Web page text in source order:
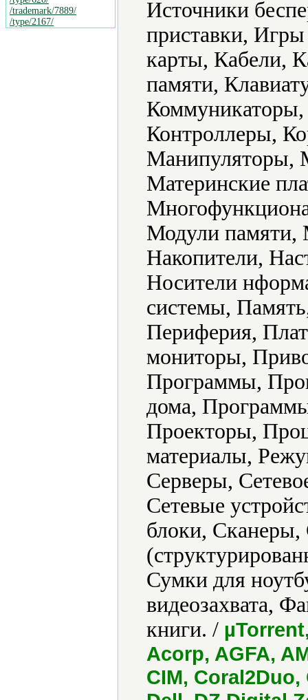
/trademark/7889/
/type/2167/
Источники
приставки,
карты, Кабели,
памяти,
Контроллеры,
Манипуляторы,
Материнские
Модули
Накопители,
Носители
системы,
Периферия,
мониторы,
Программы,
дома,
Проекторы,
материалы,
Серверы,
Сетевые
блоки,
Сумки для
видеозахвата,
книги. /
Acorp, AGFA,
CIM,